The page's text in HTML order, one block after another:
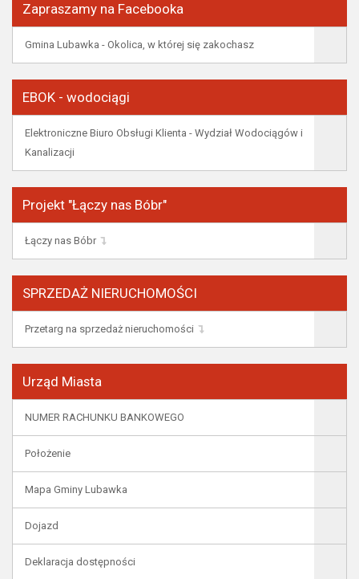
Zapraszamy na Facebooka
Gmina Lubawka - Okolica, w której się zakochasz
EBOK - wodociągi
Elektroniczne Biuro Obsługi Klienta - Wydział Wodociągów i
Kanalizacji
Projekt "Łączy nas Bóbr"
Łączy nas Bóbr
SPRZEDAŻ NIERUCHOMOŚCI
Przetarg na sprzedaż nieruchomości
Urząd Miasta
NUMER RACHUNKU BANKOWEGO
Położenie
Mapa Gminy Lubawka
Dojazd
Deklaracja dostępności